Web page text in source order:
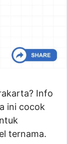
Info
ini cocok
ternama.